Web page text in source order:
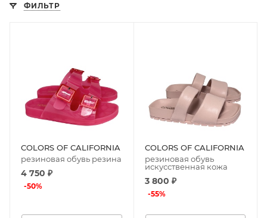
ФИЛЬТР
COLORS OF CALIFORNIA
резиновая обувь резина
4 750 ₽
-50%
COLORS OF CALIFORNIA
резиновая обувь
искусственная кожа
3 800 ₽
-55%